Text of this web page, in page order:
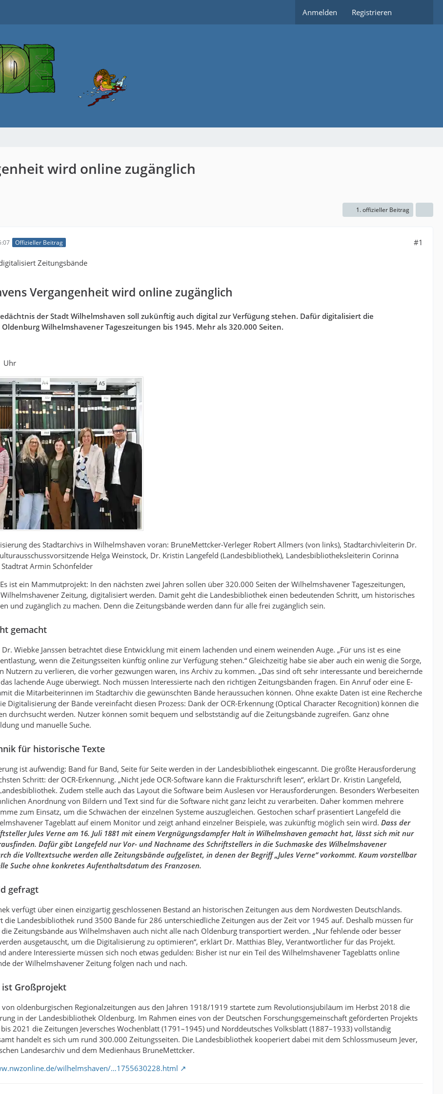
Anmelden Registrieren
wird online zugänglich
1. offizieller Beitrag
Offizieller Beitrag #1
Zeitungsbände
Vergangenheit wird online zugänglich
der Stadt Wilhelmshaven soll zukünftig auch digital zur Verfügung stehen. Dafür digitalisiert die
Wilhelmshavener Tageszeitungen bis 1945. Mehr als 320.000 Seiten.
Uhr
des Stadtarchivs in Wilhelmshaven voran: BruneMettcker-Verleger Robert Allmers (von links), Stadtarchivleiterin Dr.
Helga Weinstock, Dr. Kristin Langefeld (Landesbibliothek), Landesbibliotheksleiterin Corinna
Armin Schönfelder
ist ein Mammutprojekt: In den nächsten zwei Jahren sollen über 320.000 Seiten der Wilhelmshavener Tageszeitungen,
Zeitung, digitalisiert werden. Damit geht die Landesbibliothek einen bedeutenden Schritt, um historisches
und zugänglich zu machen. Denn die Zeitungsbände werden dann für alle frei zugänglich sein.
gemacht
Wiebke Janssen betrachtet diese Entwicklung mit einem lachenden und einem weinenden Auge. „Für uns ist es eine
wenn die Zeitungsseiten künftig online zur Verfügung stehen.“ Gleichzeitig habe sie aber auch ein wenig die Sorge,
Nutzern zu verlieren, die vorher gezwungen waren, ins Archiv zu kommen. „Das sind oft sehr interessante und bereichernde
das lachende Auge überwiegt. Noch müssen Interessierte nach den richtigen Zeitungsbänden fragen. Ein Anruf oder eine E-
die Mitarbeiterinnen im Stadtarchiv die gewünschten Bände heraussuchen können. Ohne exakte Daten ist eine Recherche
Digitalisierung der Bände vereinfacht diesen Prozess: Dank der OCR-Erkennung (Optical Character Recognition) können die
durchsucht werden. Nutzer können somit bequem und selbstständig auf die Zeitungsbände zugreifen. Ganz ohne
und manuelle Suche.
für historische Texte
ist aufwendig: Band für Band, Seite für Seite werden in der Landesbibliothek eingescannt. Die größte Herausforderung
Schritt: der OCR-Erkennung. „Nicht jede OCR-Software kann die Frakturschrift lesen“, erklärt Dr. Kristin Langefeld,
Zudem stelle auch das Layout die Software beim Auslesen vor Herausforderungen. Besonders Werbeseiten
Anordnung von Bildern und Text sind für die Software nicht ganz leicht zu verarbeiten. Daher kommen mehrere
zum Einsatz, um die Schwächen der einzelnen Systeme auszugleichen. Gestochen scharf präsentiert Langefeld die
Tageblatt auf einem Monitor und zeigt anhand einzelner Beispiele, was zukünftig möglich sein wird. Dass der
Jules Verne am 16. Juli 1881 mit einem Vergnügungsdampfer Halt in Wilhelmshaven gemacht hat, lässt sich mit nur
Dafür gibt Langefeld nur Vor- und Nachname des Schriftstellers in die Suchmaske des Wilhelmshavener
die Volltextsuche werden alle Zeitungsbände aufgelistet, in denen der Begriff „Jules Verne“ vorkommt. Kaum vorstellbar
Suche ohne konkretes Aufenthaltsdatum des Franzosen.
gefragt
verfügt über einen einzigartig geschlossenen Bestand an historischen Zeitungen aus dem Nordwesten Deutschlands.
die Landesbibliothek rund 3500 Bände für 286 unterschiedliche Zeitungen aus der Zeit vor 1945 auf. Deshalb müssen für
Zeitungsbände aus Wilhelmshaven auch nicht alle nach Oldenburg transportiert werden. „Nur fehlende oder besser
ausgetauscht, um die Digitalisierung zu optimieren“, erklärt Dr. Matthias Bley, Verantwortlicher für das Projekt.
andere Interessierte müssen sich noch etwas gedulden: Bisher ist nur ein Teil des Wilhelmshavener Tageblatts online
der Wilhelmshavener Zeitung folgen nach und nach.
Großprojekt
oldenburgischen Regionalzeitungen aus den Jahren 1918/1919 startete zum Revolutionsjubiläum im Herbst 2018 die
in der Landesbibliothek Oldenburg. Im Rahmen eines von der Deutschen Forschungsgemeinschaft geförderten Projekts
2021 die Zeitungen Jeversches Wochenblatt (1791–1945) und Norddeutsches Volksblatt (1887–1933) vollständig
handelt es sich um rund 300.000 Zeitungsseiten. Die Landesbibliothek kooperiert dabei mit dem Schlossmuseum Jever,
Landesarchiv und dem Medienhaus BruneMettcker.
wilhelmshaven/…1755630228.html